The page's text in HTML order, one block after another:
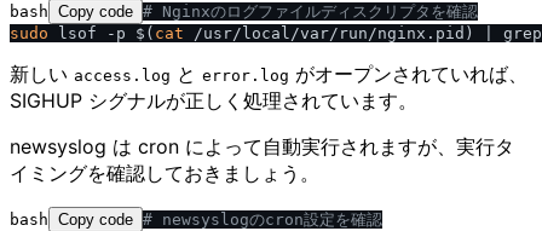
bash Copy code # Nginxのログファイルディスクリプタを確認
sudo lsof -p $( cat /usr/local/var/run/nginx.pid) |
新しい access.log と error.log がオープンされていれば、
SIGHUP シグナルが正しく処理されています。
newsyslog は cron によって自動実行されますが、実行タ
イミングを確認しておきましょう。
bash Copy code # newsyslogのcron設定を確認